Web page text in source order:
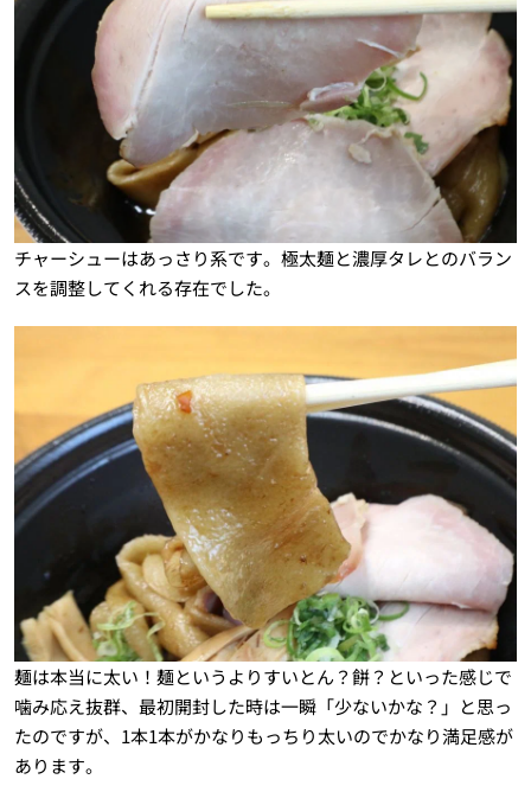
チャーシューはあっさり系です。極太麺と濃厚タレとのバラン
スを調整してくれる存在でした。
麺は本当に太い！麺というよりすいとん？餅？といった感じで
噛み応え抜群、最初開封した時は一瞬「少ないかな？」と思っ
たのですが、1本1本がかなりもっちり太いのでかなり満足感が
あります。